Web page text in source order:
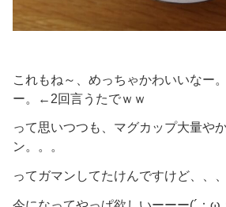
これもね～、めっちゃかわいいなー
ー。←2回言うたでｗｗ
って思いつつも、マグカップ大量や
ン。。。
ってガマンしてたけんですけど、、、